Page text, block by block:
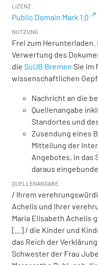
LIZENZ
Public Domain Mark 1.0
NUTZUNG
Frei zum
Verwertung des
die SuUB Bremen Sie im
wissenschaftlichen
Nachricht an die
Quellenangabe
Standortes und
Zusendung eines
Mitteilung der
Angebotes, in das
daraus
QUELLENANGABE
/ Ihrem
Achelis und Ihrer
Maria Elisabeth Achelis
[...] / die Kinder und
das Reich der
Schwester der Frau